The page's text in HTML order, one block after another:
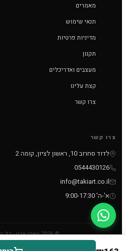
מאמרים
תנאי שימוש
מדיניות פרטיות
תקנון
מעצבים ואדריכלים
קצת עלינו
צרו קשר
צרו קשר
לדוד סחרוב 10, ראשון לציון, קומה 2
0544430126
info@takiart.co.il
א'-ה' 9:00-17:30
© 2026 טאקי ארט - כל הזכויות שמורות